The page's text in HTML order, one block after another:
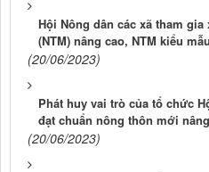
Hội Nông dân các xã tham
(NTM) nâng cao, NTM kiểu mẫu
(20/06/2023)
Phát huy vai trò của tổ chức
đạt chuẩn nông thôn mới
(20/06/2023)